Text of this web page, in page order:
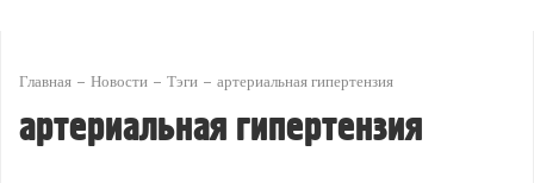
Главная Новости Тэги артериальная гипертензия
артериальная гипертензия